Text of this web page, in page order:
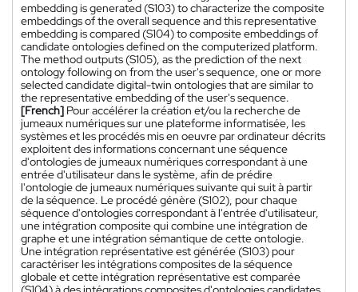
embedding is generated (S103) to characterize the composite
embeddings of the overall sequence and this representative
embedding is compared (S104) to composite embeddings of
candidate ontologies defined on the computerized platform.
The method outputs (S105), as the prediction of the next
ontology following on from the user's sequence, one or more
selected candidate digital-twin ontologies that are similar to
the representative embedding of the user's sequence.
[French] Pour accélérer la création et/ou la recherche de
jumeaux numériques sur une plateforme informatisée, les
systèmes et les procédés mis en oeuvre par ordinateur décrits
exploitent des informations concernant une séquence
d'ontologies de jumeaux numériques correspondant à une
entrée d'utilisateur dans le système, afin de prédire
l'ontologie de jumeaux numériques suivante qui suit à partir
de la séquence. Le procédé génère (S102), pour chaque
séquence d'ontologies correspondant à l'entrée d'utilisateur,
une intégration composite qui combine une intégration de
graphe et une intégration sémantique de cette ontologie.
Une intégration représentative est générée (S103) pour
caractériser les intégrations composites de la séquence
globale et cette intégration représentative est comparée